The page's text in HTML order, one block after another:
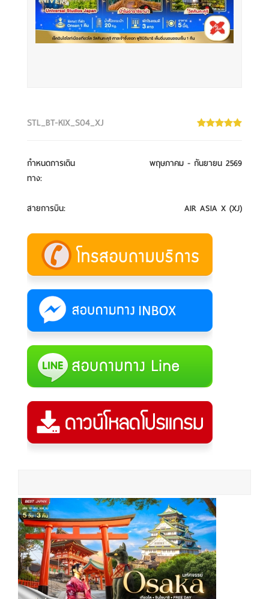
STL_BT-KIX_S04_XJ
กำหนดการเดิน
ทาง:
พฤษภาคม - กันยายน 2569
สายการบิน: AIR ASIA X (XJ)